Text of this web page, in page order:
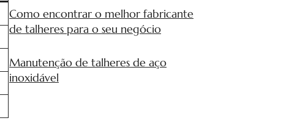
Como encontrar o melhor fabricante
de talheres para o seu negócio
Manutenção de talheres de aço
inoxidável